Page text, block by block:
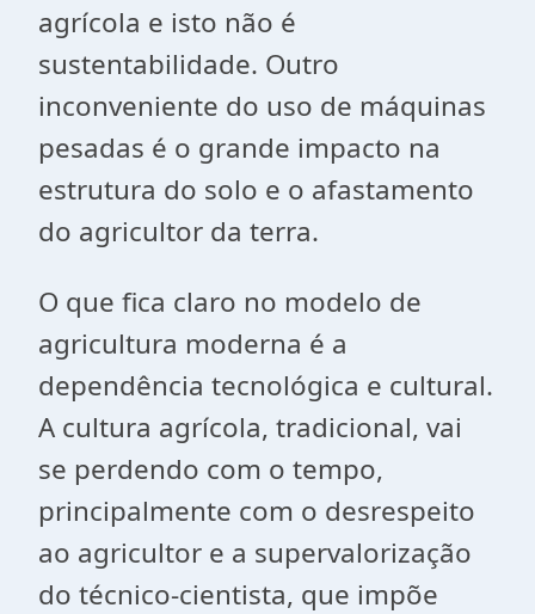
agrícola e isto não é
sustentabilidade. Outro
inconveniente do uso de máquinas
pesadas é o grande impacto na
estrutura do solo e o afastamento
do agricultor da terra.
O que fica claro no modelo de
agricultura moderna é a
dependência tecnológica e cultural.
A cultura agrícola, tradicional, vai
se perdendo com o tempo,
principalmente com o desrespeito
ao agricultor e a supervalorização
do técnico-cientista, que impõe